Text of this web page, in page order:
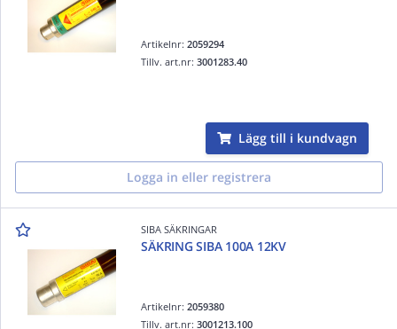
Artikelnr:2059294
Tillv. art.nr:3001283.40
Lägg till i kundvagn
Logga in eller registrera
SIBA SÄKRINGAR
SÄKRING SIBA 100A 12KV
Artikelnr:2059380
Tillv. art.nr:3001213.100